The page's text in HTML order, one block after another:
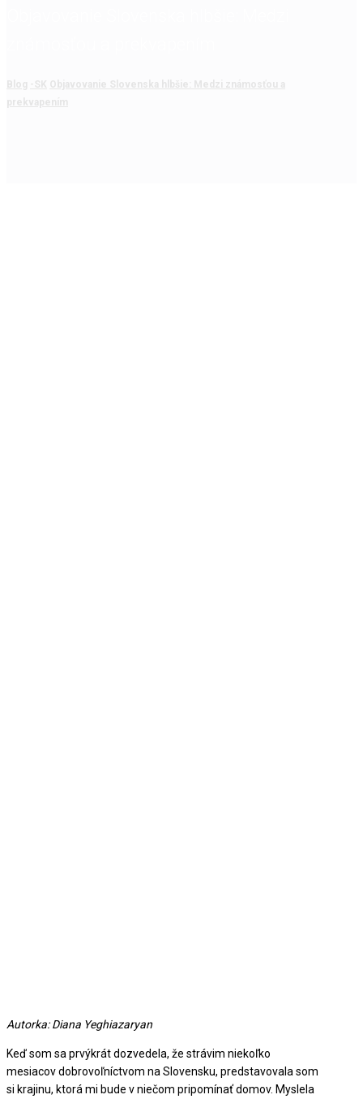
Blog -SK Objavovanie Slovenska hlbšie: Medzi známosťou a
prekvapením
Autorka: Diana Yeghiazaryan
Keď som sa prvýkrát dozvedela, že strávim niekoľko
mesiacov dobrovoľníctvom na Slovensku, predstavovala som
si krajinu, ktorá mi bude v niečom pripomínať domov. Myslela